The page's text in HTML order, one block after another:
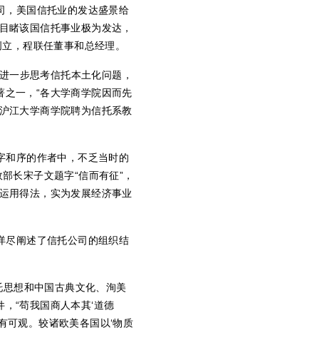
，美国信托业的发达盛景给
睹该国信托事业极为发达，
，程联任董事和总经理。
一步思考信托本土化问题，
一，“各大学商学院因而先
江大学商学院聘为信托系教
和序的作者中，不乏当时的
长宋子文题字“信而有征”，
用得法，实为发展经济事业
尽阐述了信托公司的组织结
想和中国古典文化、洵美
“苟我国商人本其‘道德
可观。较诸欧美各国以‘物质